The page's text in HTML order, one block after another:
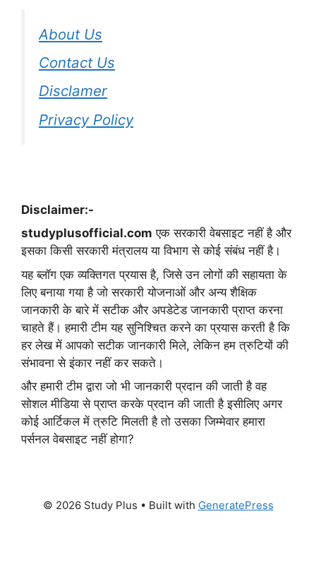
About Us
Contact Us
Disclamer
Privacy Policy
Disclaimer:-
studyplusofficial.com एक सरकारी वेबसाइट नहीं है और
इसका किसी सरकारी मंत्रालय या विभाग से कोई संबंध नहीं है।
यह ब्लॉग एक व्यक्तिगत प्रयास है, जिसे उन लोगों की सहायता के
लिए बनाया गया है जो सरकारी योजनाओं और अन्य शैक्षिक
जानकारी के बारे में सटीक और अपडेटेड जानकारी प्राप्त करना
चाहते हैं। हमारी टीम यह सुनिश्चित करने का प्रयास करती है कि
हर लेख में आपको सटीक जानकारी मिले, लेकिन हम त्रुटियों की
संभावना से इंकार नहीं कर सकते।
और हमारी टीम द्वारा जो भी जानकारी प्रदान की जाती है वह
सोशल मीडिया से प्राप्त करके प्रदान की जाती है इसीलिए अगर
कोई आर्टिकल में त्रुटि मिलती है तो उसका जिम्मेवार हमारा
पर्सनल वेबसाइट नहीं होगा?
© 2026 Study Plus • Built with GeneratePress